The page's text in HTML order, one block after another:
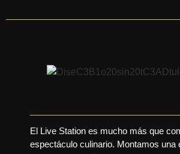
El Live Station es mucho más que
espectáculo culinario. Montamos una